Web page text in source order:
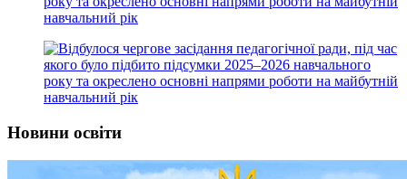
навчальний рік
Новини освіти